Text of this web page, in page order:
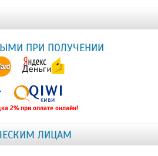
ПРИ ПОЛУЧЕНИИ
2% при оплате онлайн!
ЛИЦАМ